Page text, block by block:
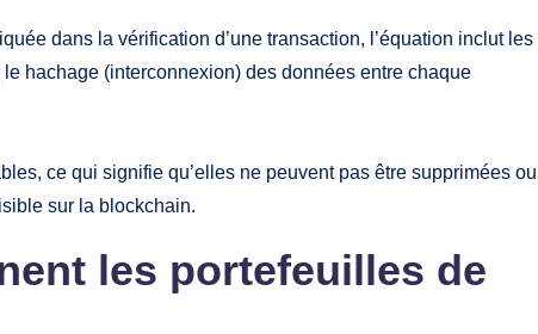
dans la vérification d’une transaction, l’équation inclut les
hachage (interconnexion) des données entre chaque
ce qui signifie qu’elles ne peuvent pas être supprimées ou
sur la blockchain.
les portefeuilles de